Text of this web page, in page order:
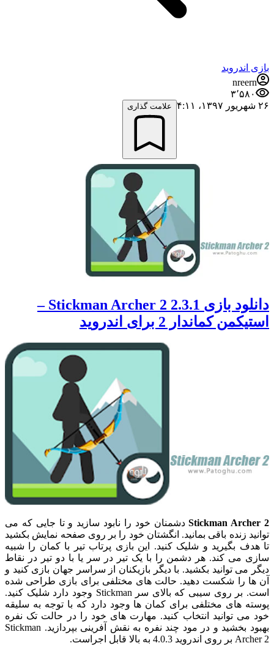
بازی اندروید
nreern
۳٬۵۸۰
۲۶ شهریور ۱۳۹۷،‏ ۴:۱۱
علامت گذاری
دانلود بازی 2.3.1 Stickman Archer 2 –
استیکمن کماندار 2 برای اندروید
Stickman Archer 2دشمنان خود را نابود سازید و تا جایی که می
توانید زنده باقی بمانید. انگشتان خود را بر روی صفحه نمایش بکشید
تا هدف بگیرید و شلیک کنید. این بازی پرتاب تیر با کمان را شبیه
سازی می کند. هر دشمن را با یک تیر در سر یا با دو تیر در نقاط
دیگر می توانید بکشید. با دیگر بازیکنان از سراسر جهان بازی کنید و
آن ها را شکست دهید. حالت های مختلفی برای بازی طراحی شده
است. بر روی سیبی که بالای سر Stickman وجود دارد شلیک کنید.
پوسته های مختلفی برای کمان ها وجود دارد که با توجه به سلیقه
خود می توانید انتخاب کنید. مهارت های خود را در حالت تک نفره
بهبود بخشید و در مود چند نفره به نقش آفرینی بپردازید. Stickman
Archer 2 بر روی اندروید 4.0.3 به بالا قابل اجراست.